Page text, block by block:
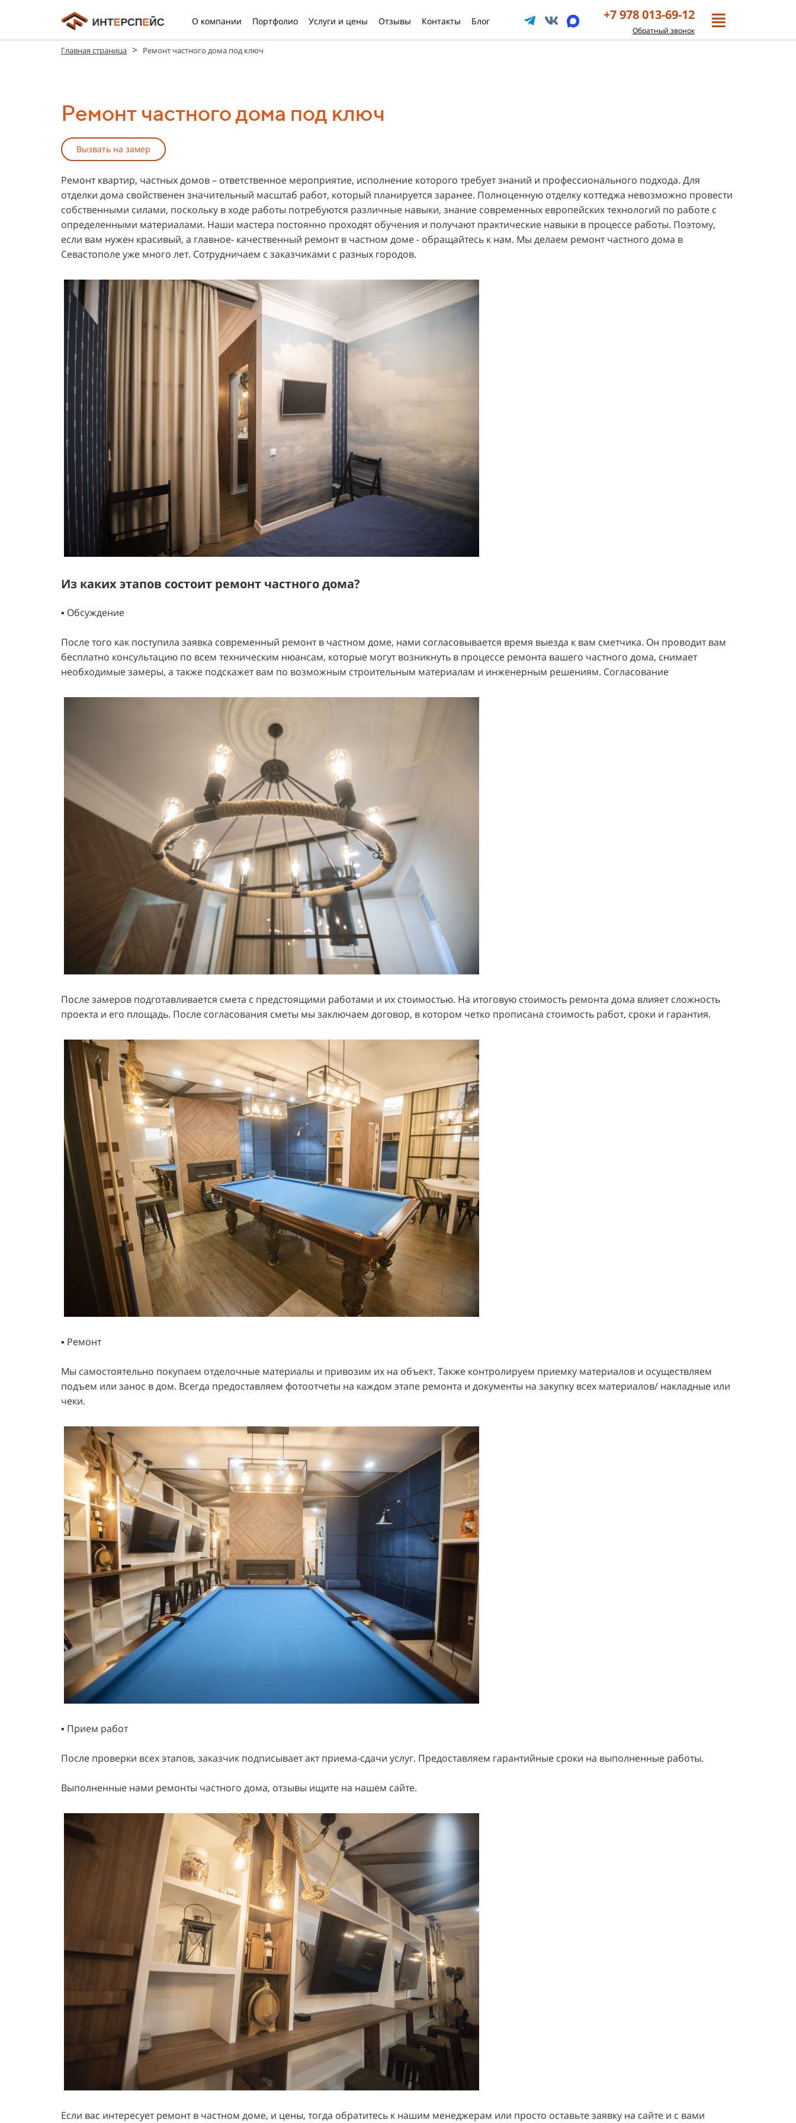
О компании Портфолио Услуги и цены Отзывы Контакты Блог +7 978 013-69-12
Обратный звонок
Главная страница > Ремонт частного дома под ключ
Ремонт частного дома под ключ
Вызвать на замер
Ремонт квартир, частных домов – ответственное мероприятие, исполнение которого требует знаний и профессионального подхода. Для
отделки дома свойственен значительный масштаб работ, который планируется заранее. Полноценную отделку коттеджа невозможно провести
собственными силами, поскольку в ходе работы потребуются различные навыки, знание современных европейских технологий по работе с
определенными материалами. Наши мастера постоянно проходят обучения и получают практические навыки в процессе работы. Поэтому,
если вам нужен красивый, а главное- качественный ремонт в частном доме - обращайтесь к нам. Мы делаем ремонт частного дома в
Севастополе уже много лет. Сотрудничаем с заказчиками с разных городов.
Из каких этапов состоит ремонт частного дома?
▪️ Обсуждение
После того как поступила заявка современный ремонт в частном доме, нами согласовывается время выезда к вам сметчика. Он проводит вам
бесплатно консультацию по всем техническим нюансам, которые могут возникнуть в процессе ремонта вашего частного дома, снимает
необходимые замеры, а также подскажет вам по возможным строительным материалам и инженерным решениям. Согласование
После замеров подготавливается смета с предстоящими работами и их стоимостью. На итоговую стоимость ремонта дома влияет сложность
проекта и его площадь. После согласования сметы мы заключаем договор, в котором четко прописана стоимость работ, сроки и гарантия.
▪️ Ремонт
Мы самостоятельно покупаем отделочные материалы и привозим их на объект. Также контролируем приемку материалов и осуществляем
подъем или занос в дом. Всегда предоставляем фотоотчеты на каждом этапе ремонта и документы на закупку всех материалов/ накладные или
чеки.
▪️ Прием работ
После проверки всех этапов, заказчик подписывает акт приема-сдачи услуг. Предоставляем гарантийные сроки на выполненные работы.
Выполненные нами ремонты частного дома, отзывы ищите на нашем сайте.
Если вас интересует ремонт в частном доме, и цены, тогда обратитесь к нашим менеджерам или просто оставьте заявку на сайте и с вами